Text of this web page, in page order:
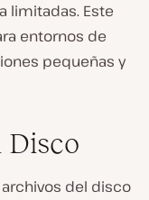
limitadas. Este
entornos de
pequeñas y
Disco
del disco